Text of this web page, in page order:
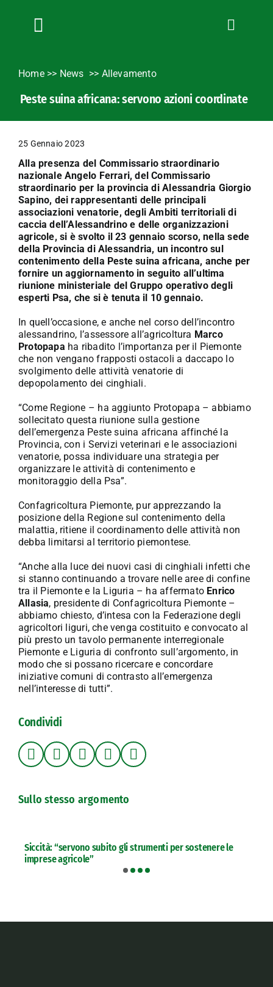
Toggle
News
Bandi
Formazione
Convenzioni
L’Agricoltore cuneese
Fotogallery
Lavora con noi
Contatti
Home>> News Allevamento
Peste suina africana: servono azioni coordinate
25 Gennaio 2023
Alla presenza del Commissario straordinario
nazionale Angelo Ferrari, del Commissario
straordinario per la provincia di Alessandria Giorgio
Sapino, dei rappresentanti delle principali
associazioni venatorie, degli Ambiti territoriali di
caccia dell’Alessandrino e delle organizzazioni
agricole, si è svolto il 23 gennaio scorso, nella sede
della Provincia di Alessandria, un incontro sul
contenimento della Peste suina africana, anche per
fornire un aggiornamento in seguito all’ultima
riunione ministeriale del Gruppo operativo degli
esperti Psa, che si è tenuta il 10 gennaio.
In quell’occasione, e anche nel corso dell’incontro
alessandrino, l’assessore all’agricoltura Marco
Protopapa ha ribadito l’importanza per il Piemonte
che non vengano frapposti ostacoli a daccapo lo
svolgimento delle attività venatorie di
depopolamento dei cinghiali.
“Come Regione – ha aggiunto Protopapa – abbiamo
sollecitato questa riunione sulla gestione
dell’emergenza Peste suina africana affinché la
Provincia, con i Servizi veterinari e le associazioni
venatorie, possa individuare una strategia per
organizzare le attività di contenimento e
monitoraggio della Psa”.
Confagricoltura Piemonte, pur apprezzando la
posizione della Regione sul contenimento della
malattia, ritiene il coordinamento delle attività non
debba limitarsi al territorio piemontese.
“Anche alla luce dei nuovi casi di cinghiali infetti che
si stanno continuando a trovare nelle aree di confine
tra il Piemonte e la Liguria – ha affermato Enrico
Allasia, presidente di Confagricoltura Piemonte –
abbiamo chiesto, d’intesa con la Federazione degli
agricoltori liguri, che venga costituito e convocato al
più presto un tavolo permanente interregionale
Piemonte e Liguria di confronto sull’argomento, in
modo che si possano ricercare e concordare
iniziative comuni di contrasto all’emergenza
nell’interesse di tutti”.
Condividi
Sullo stesso argomento
Siccità: “servono subito gli strumenti per sostenere le
imprese agricole”